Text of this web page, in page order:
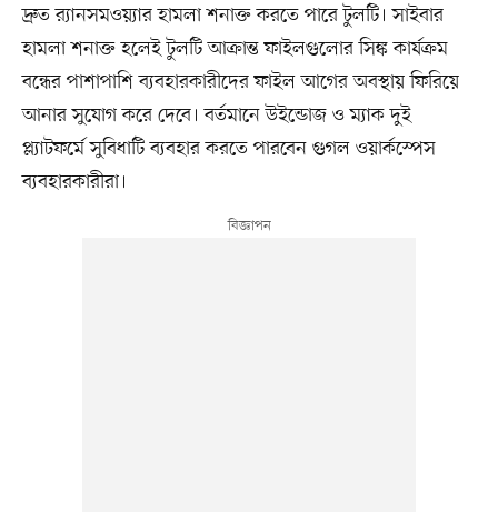
দ্রুত র‍্যানসমওয়্যার হামলা শনাক্ত করতে পারে টুলটি। সাইবার
হামলা শনাক্ত হলেই টুলটি আক্রান্ত ফাইলগুলোর সিঙ্ক কার্যক্রম
বন্ধের পাশাপাশি ব্যবহারকারীদের ফাইল আগের অবস্থায় ফিরিয়ে
আনার সুযোগ করে দেবে। বর্তমানে উইন্ডোজ ও ম্যাক দুই
প্ল্যাটফর্মে সুবিধাটি ব্যবহার করতে পারবেন গুগল ওয়ার্কস্পেস
ব্যবহারকারীরা।